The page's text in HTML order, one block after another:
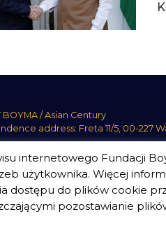
BOYMA / Asian Century
address: Freta 11/5, 00-227
All right reserved. Polityka
Świerczyńska , development Alan Głodek
internetowego Fundacji
użytkownika. Więcej
dostępu do plików cookie
pozostawianie